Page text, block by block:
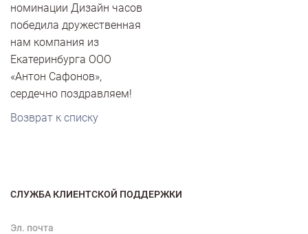
номинации Дизайн часов
победила дружественная
нам компания из
Екатеринбурга ООО
«Антон Сафонов»,
сердечно поздравляем!
Возврат к списку
СЛУЖБА КЛИЕНТСКОЙ ПОДДЕРЖКИ
Эл. почта